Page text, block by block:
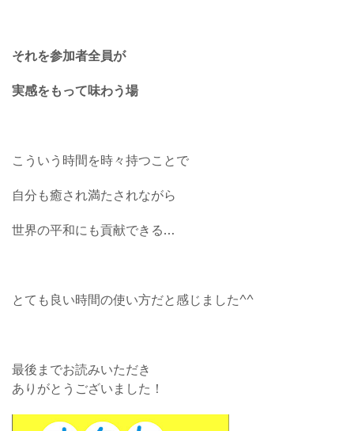
それを参加者全員が
実感をもって味わう場
こういう時間を時々持つことで
自分も癒され満たされながら
世界の平和にも貢献できる…
とても良い時間の使い方だと感じました^^
最後までお読みいただき
ありがとうございました！